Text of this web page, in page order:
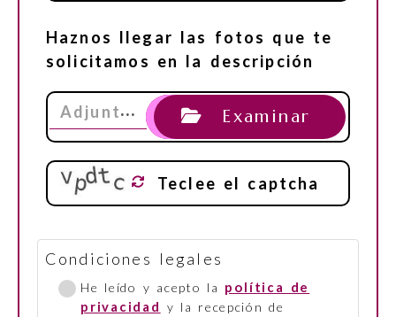
Haznos llegar las fotos que te
solicitamos en la descripción
…
Adjunt
a las f
otos d
e tu m
ascota
Examinar
Condiciones legales
He leído y acepto la política de
privacidad y la recepción de